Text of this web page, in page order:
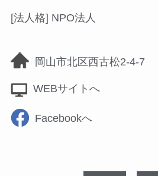
[法人格] NPO法人
岡山市北区西古松2-4-7
WEBサイトへ
Facebookへ